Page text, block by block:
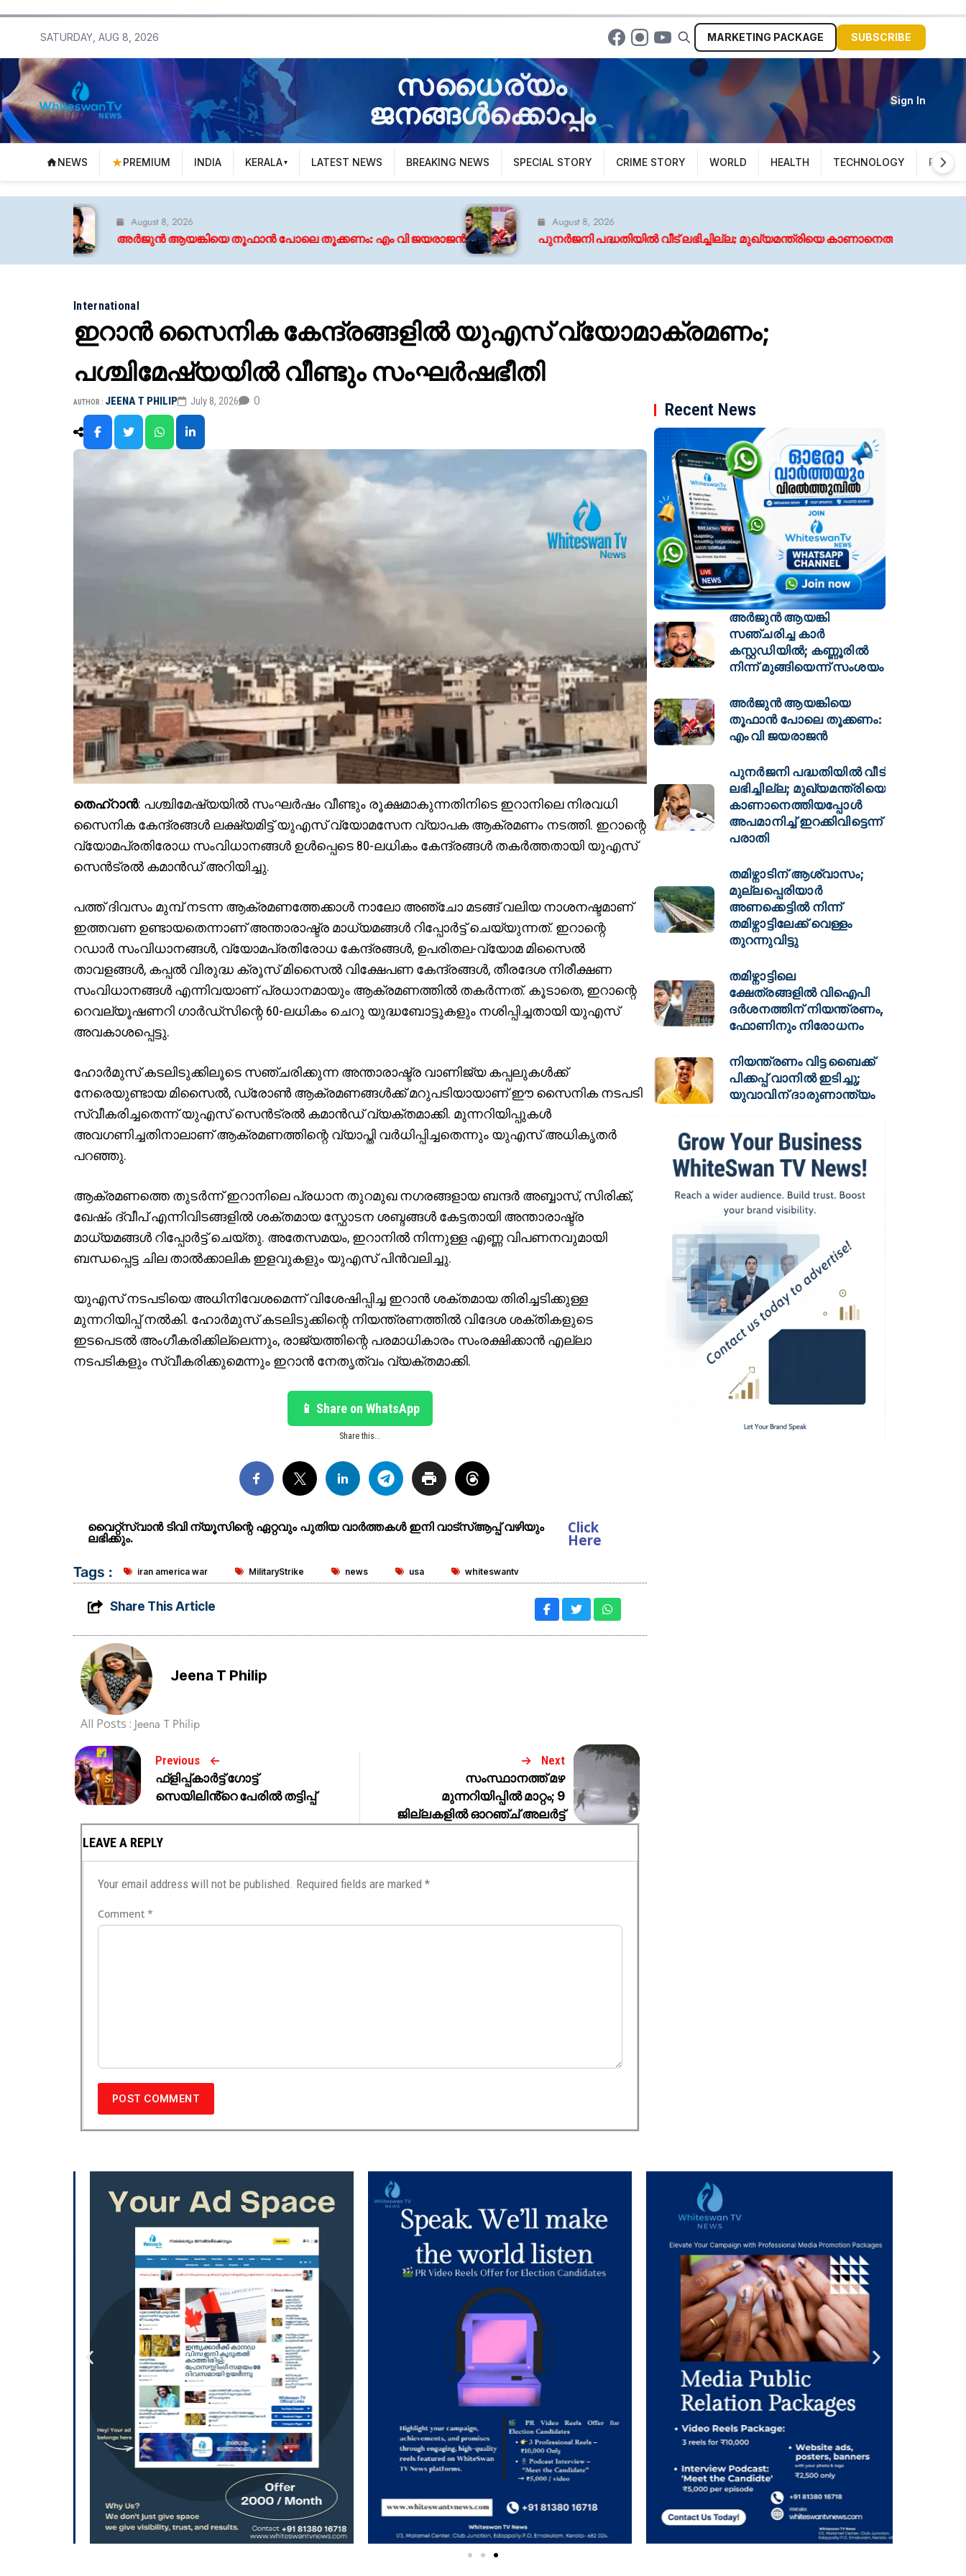
SATURDAY, AUG 8, 2026 MARKETING PACKAGE SUBSCRIBE
സധൈര്യം
ജനങ്ങൾക്കൊപ്പം
Sign In
NEWS PREMIUM INDIA KERALA LATEST NEWS BREAKING NEWS SPECIAL STORY CRIME STORY WORLD HEALTH TECHNOLOGY
ആയങ്കിയെ തൂഫാൻ പോലെ തൂക്കണം: എം വി ജയരാജൻ
August 8, 2026
പുനർജനി പദ്ധതിയിൽ വീട് ലഭിച്ചില്ല; മുഖ്യമന്ത്രിയെ കാണാനെത്തിയപ്പോൾ അപമാനിച്ച് ഇറക്കിവിട്ടെന്ന്
International
ഇറാൻ സൈനിക കേന്ദ്രങ്ങളിൽ യുഎസ് വ്യോമാക്രമണം;
പശ്ചിമേഷ്യയിൽ വീണ്ടും സംഘർഷഭീതി
AUTHOR : JEENA T PHILIP July 8, 2026 0
തെഹ്റാൻ: പശ്ചിമേഷ്യയിൽ സംഘർഷം വീണ്ടും രൂക്ഷമാകുന്നതിനിടെ ഇറാനിലെ നിരവധി
സൈനിക കേന്ദ്രങ്ങൾ ലക്ഷ്യമിട്ട് യുഎസ് വ്യോമസേന വ്യാപക ആക്രമണം നടത്തി. ഇറാന്റെ
വ്യോമപ്രതിരോധ സംവിധാനങ്ങൾ ഉൾപ്പെടെ 80-ലധികം കേന്ദ്രങ്ങൾ തകർത്തതായി യുഎസ്
സെൻട്രൽ കമാൻഡ് അറിയിച്ചു.
പത്ത് ദിവസം മുമ്പ് നടന്ന ആക്രമണത്തേക്കാൾ നാലോ അഞ്ചോ മടങ്ങ് വലിയ നാശനഷ്ടമാണ്
ഇത്തവണ ഉണ്ടായതെന്നാണ് അന്താരാഷ്ട്ര മാധ്യമങ്ങൾ റിപ്പോർട്ട് ചെയ്യുന്നത്. ഇറാന്റെ
റഡാർ സംവിധാനങ്ങൾ, വ്യോമപ്രതിരോധ കേന്ദ്രങ്ങൾ, ഉപരിതല-വ്യോമ മിസൈൽ
താവളങ്ങൾ, കപ്പൽ വിരുദ്ധ ക്രൂസ് മിസൈൽ വിക്ഷേപണ കേന്ദ്രങ്ങൾ, തീരദേശ നിരീക്ഷണ
സംവിധാനങ്ങൾ എന്നിവയാണ് പ്രധാനമായും ആക്രമണത്തിൽ തകർന്നത്. കൂടാതെ, ഇറാന്റെ
റെവല്യൂഷണറി ഗാർഡ്സിന്റെ 60-ലധികം ചെറു യുദ്ധബോട്ടുകളും നശിപ്പിച്ചതായി യുഎസ്
അവകാശപ്പെട്ടു.
ഹോർമുസ് കടലിടുക്കിലൂടെ സഞ്ചരിക്കുന്ന അന്താരാഷ്ട്ര വാണിജ്യ കപ്പലുകൾക്ക്
നേരെയുണ്ടായ മിസൈൽ, ഡ്രോൺ ആക്രമണങ്ങൾക്ക് മറുപടിയായാണ് ഈ സൈനിക നടപടി
സ്വീകരിച്ചതെന്ന് യുഎസ് സെൻട്രൽ കമാൻഡ് വ്യക്തമാക്കി. മുന്നറിയിപ്പുകൾ
അവഗണിച്ചതിനാലാണ് ആക്രമണത്തിന്റെ വ്യാപ്തി വർധിപ്പിച്ചതെന്നും യുഎസ് അധികൃതർ
പറഞ്ഞു.
ആക്രമണത്തെ തുടർന്ന് ഇറാനിലെ പ്രധാന തുറമുഖ നഗരങ്ങളായ ബന്ദർ അബ്ബാസ്, സിരിക്ക്,
ഖേഷ്ം ദ്വീപ് എന്നിവിടങ്ങളിൽ ശക്തമായ സ്ഫോടന ശബ്ദങ്ങൾ കേട്ടതായി അന്താരാഷ്ട്ര
മാധ്യമങ്ങൾ റിപ്പോർട്ട് ചെയ്തു. അതേസമയം, ഇറാനിൽ നിന്നുള്ള എണ്ണ വിപണനവുമായി
ബന്ധപ്പെട്ട ചില താൽക്കാലിക ഇളവുകളും യുഎസ് പിൻവലിച്ചു.
യുഎസ് നടപടിയെ അധിനിവേശമെന്ന് വിശേഷിപ്പിച്ച ഇറാൻ ശക്തമായ തിരിച്ചടിക്കുള്ള
മുന്നറിയിപ്പ് നൽകി. ഹോർമുസ് കടലിടുക്കിന്റെ നിയന്ത്രണത്തിൽ വിദേശ ശക്തികളുടെ
ഇടപെടൽ അംഗീകരിക്കില്ലെന്നും, രാജ്യത്തിന്റെ പരമാധികാരം സംരക്ഷിക്കാൻ എല്ലാ
നടപടികളും സ്വീകരിക്കുമെന്നും ഇറാൻ നേതൃത്വം വ്യക്തമാക്കി.
📱 Share on WhatsApp
Share this...
വൈറ്റ്സ്വാൻ ടിവി ന്യൂസിന്റെ ഏറ്റവും പുതിയ വാർത്തകൾ ഇനി വാട്സ്ആപ്പ് വഴിയും
ലഭിക്കും.
Click
Here
Tags : iran america war MilitaryStrike news usa whiteswantv
Share This Article
Jeena T Philip
All Posts : Jeena T Philip
Previous
ഫ്ളിപ്പ്കാർട്ട് ഗോട്ട്
സെയിലിൻ്റെ പേരിൽ തട്ടിപ്പ്
Next
സംസ്ഥാനത്ത് മഴ
മുന്നറിയിപ്പിൽ മാറ്റം; 9
ജില്ലകളിൽ ഓറഞ്ച് അലർട്ട്
LEAVE A REPLY
Your email address will not be published. Required fields are marked *
Comment *
Recent News
അർജുൻ ആയങ്കി
സഞ്ചരിച്ച കാർ
കസ്റ്റഡിയിൽ; കണ്ണൂരിൽ
നിന്ന് മുങ്ങിയെന്ന് സംശയം
അർജുൻ ആയങ്കിയെ
തൂഫാൻ പോലെ തൂക്കണം:
എം വി ജയരാജൻ
പുനർജനി പദ്ധതിയിൽ വീട്
ലഭിച്ചില്ല; മുഖ്യമന്ത്രിയെ
കാണാനെത്തിയപ്പോൾ
അപമാനിച്ച് ഇറക്കിവിട്ടെന്ന്
പരാതി
തമിഴ്നാടിന് ആശ്വാസം;
മുല്ലപ്പെരിയാർ
അണക്കെട്ടിൽ നിന്ന്
തമിഴ്നാട്ടിലേക്ക് വെള്ളം
തുറന്നുവിട്ടു
തമിഴ്നാട്ടിലെ
ക്ഷേത്രങ്ങളിൽ വിഐപി
ദർശനത്തിന് നിയന്ത്രണം,
ഫോണിനും നിരോധനം
നിയന്ത്രണം വിട്ട ബൈക്ക്
പിക്കപ്പ് വാനിൽ ഇടിച്ചു;
യുവാവിന് ദാരുണാന്ത്യം